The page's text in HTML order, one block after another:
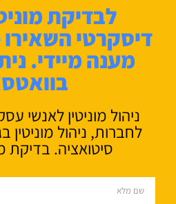
לבדיקת
דיסקרטי השאירו
מענה מיידי.
ניהול מוניטין לאנשי
לחברות, ניהול מוניטין
סיטואציה. בדיקת